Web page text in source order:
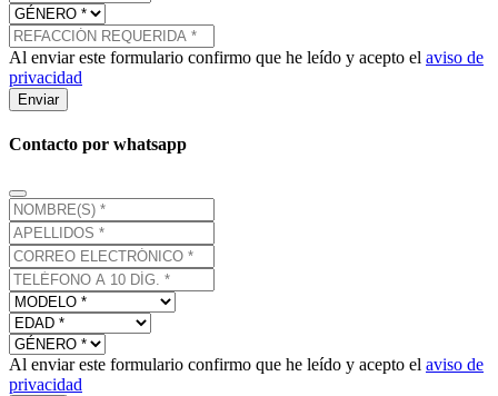
Al enviar este formulario confirmo que he leído y acepto el aviso de
privacidad
Enviar
Contacto por whatsapp
Al enviar este formulario confirmo que he leído y acepto el aviso de
privacidad